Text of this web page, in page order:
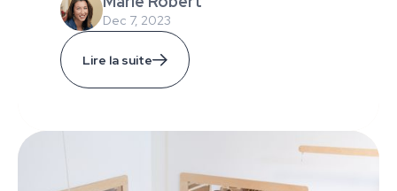
Dec 7, 2023
Lire la suite